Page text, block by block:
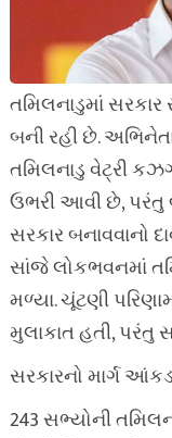
તમિલનાડુમાં
બની રહી છે.
તમિલનાડુ વેટ્રી
ઉભરી આવી છે, પરંતુ
સરકાર બનાવવાનો
સાંજે લોકભવનમાં
મળ્યા. ચૂંટણી
મુલાકાત હતી, પરંતુ
સરકારનો માર્ગ
243 સભ્યોની